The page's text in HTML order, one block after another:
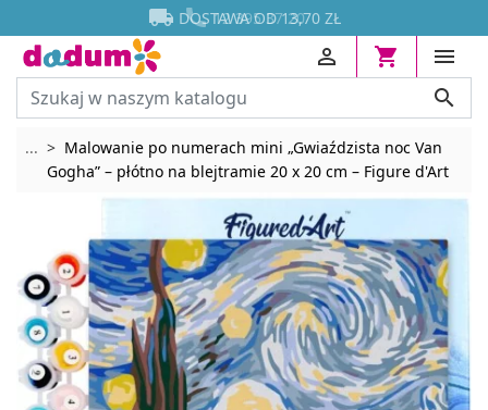

 DOSTAWA OD 13,70 ZŁ






... Rozwiń breadcrumbs
Malowanie po numerach mini „Gwiaździsta noc Van
Gogha” – płótno na blejtramie 20 x 20 cm – Figure d'Art